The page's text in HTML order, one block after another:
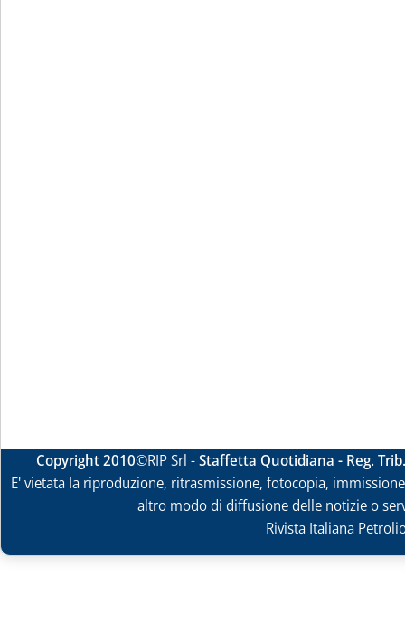
Copyright 2010©RIP Srl -Staffetta Quotidiana - Reg.
E' vietata la riproduzione, ritrasmissione, fotocopia,
altro modo di diffusione delle notizie o
Rivista Italiana